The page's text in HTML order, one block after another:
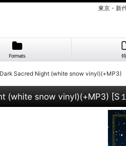
東京・新
Formats
Sacred Night (white snow vinyl)(+MP3)
(white snow vinyl)(+MP3) [S